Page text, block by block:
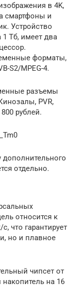
в 4K,
смартфоны и
Устройство
Тб, имеет два
форматы,
S2/MPEG-4.
разъемы
PVR,
рублей.
дополнительного
отдельно.
относится к
что гарантирует
но и плавное
чипсет от
на 16